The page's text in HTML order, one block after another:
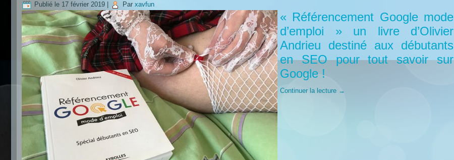
Publié le 17 février 2019 Par xavfun
« Référencement Google mode
d’emploi » un livre d’Olivier
Andrieu destiné aux débutants
en SEO pour tout savoir sur
Google !
Continuer la lecture →